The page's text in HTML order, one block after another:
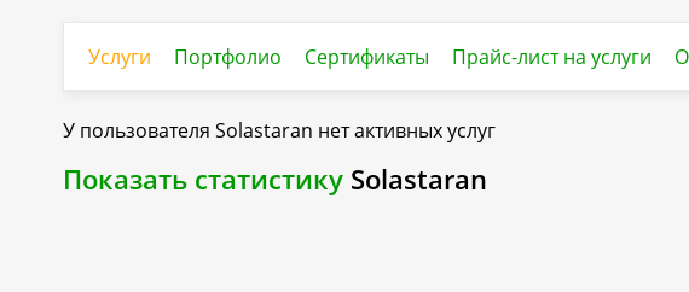
Услуги Портфолио Сертификаты Прайс-лист на услуги
У пользователя Solastaran нет активных услуг
Показать статистику Solastaran